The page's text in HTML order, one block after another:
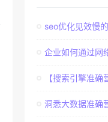
seo优化见效慢的原因
企业如何通过网
【搜索引擎准确营销】
洞悉大数据准确